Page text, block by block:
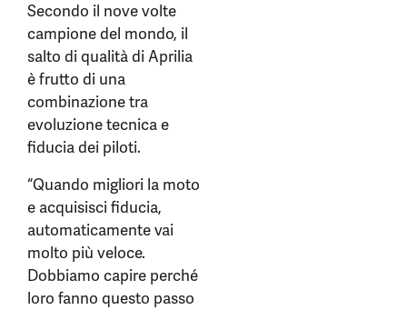
Secondo il nove volte
campione del mondo, il
salto di qualità di Aprilia
è frutto di una
combinazione tra
evoluzione tecnica e
fiducia dei piloti.
“Quando migliori la moto
e acquisisci fiducia,
automaticamente vai
molto più veloce.
Dobbiamo capire perché
loro fanno questo passo